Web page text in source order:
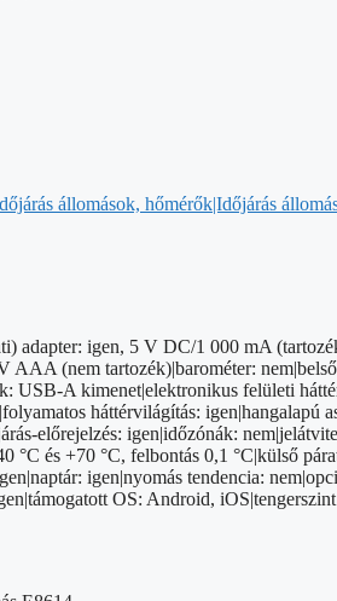
állomások, hőmérők|Időjárás
adapter: igen, 5 V DC/1 000 mA
AAA (nem tartozék)|barométer:
USB-A kimenet|elektronikus felületi
háttérvilágítás:
előrejelzés: igen|időzónák:
°C és +70 °C, felbontás 0,1 °C|külső
igen|nyomás tendencia:
OS: Android,